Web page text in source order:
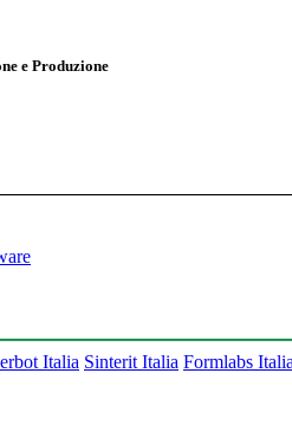
e Produzione
Italia Sinterit Italia Formlabs Italia